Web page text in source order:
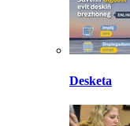
Desketa